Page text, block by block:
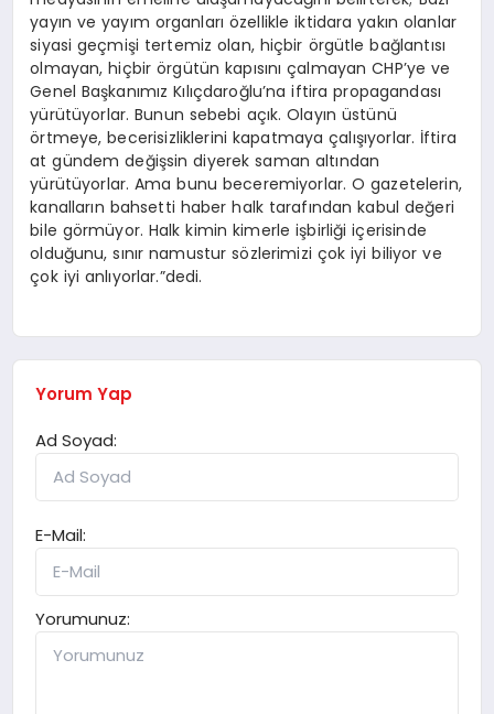
yayın ve yayım organları özellikle iktidara yakın olanlar
siyasi geçmişi tertemiz olan, hiçbir örgütle bağlantısı
olmayan, hiçbir örgütün kapısını çalmayan CHP’ye ve
Genel Başkanımız Kılıçdaroğlu’na iftira propagandası
yürütüyorlar. Bunun sebebi açık. Olayın üstünü
örtmeye, becerisizliklerini kapatmaya çalışıyorlar. İftira
at gündem değişsin diyerek saman altından
yürütüyorlar. Ama bunu beceremiyorlar. O gazetelerin,
kanalların bahsetti haber halk tarafından kabul değeri
bile görmüyor. Halk kimin kimerle işbirliği içerisinde
olduğunu, sınır namustur sözlerimizi çok iyi biliyor ve
çok iyi anlıyorlar.”dedi.
Yorum Yap
Ad Soyad:
E-Mail:
Yorumunuz: